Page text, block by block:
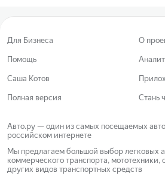
Для Бизнеса О
Помощь
Саша Котов
Полная версия Стань
Авто.ру — один из самых посещаемых
российском интернете
Мы предлагаем большой выбор легковых
коммерческого транспорта, мототехники,
других видов транспортных средств